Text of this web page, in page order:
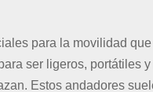
para la movilidad
ser ligeros, portátiles
Estos andadores